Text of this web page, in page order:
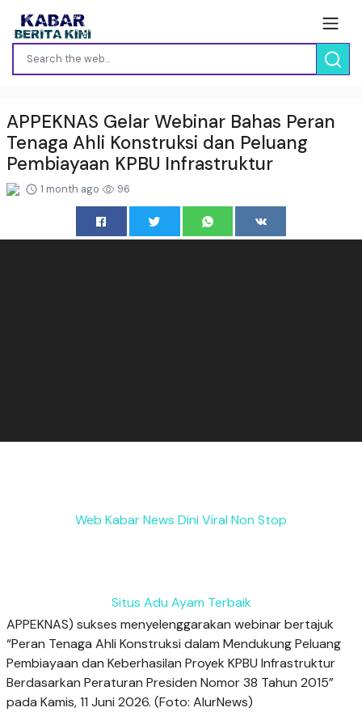
APPEKNAS Gelar Webinar Bahas Peran
Tenaga Ahli Konstruksi dan Peluang
Pembiayaan KPBU Infrastruktur
1 month ago 96
Web Kabar News Dini Viral Non Stop
Situs Adu Ayam Terbaik
APPEKNAS) sukses menyelenggarakan webinar bertajuk
“Peran Tenaga Ahli Konstruksi dalam Mendukung Peluang
Pembiayaan dan Keberhasilan Proyek KPBU Infrastruktur
Berdasarkan Peraturan Presiden Nomor 38 Tahun 2015”
pada Kamis, 11 Juni 2026. (Foto: AlurNews)